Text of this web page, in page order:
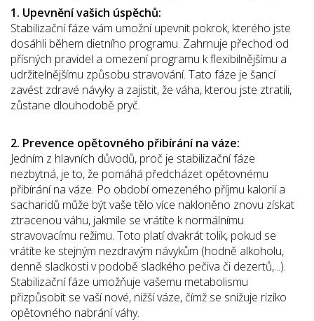
1. Upevnění vašich úspěchů:
Stabilizační fáze vám umožní upevnit pokrok, kterého jste
dosáhli během dietního programu. Zahrnuje přechod od
přísných pravidel a omezení programu k flexibilnějšímu a
udržitelnějšímu způsobu stravování. Tato fáze je šancí
zavést zdravé návyky a zajistit, že váha, kterou jste ztratili,
zůstane dlouhodobě pryč.
2. Prevence opětovného přibírání na váze:
Jedním z hlavních důvodů, proč je stabilizační fáze
nezbytná, je to, že pomáhá předcházet opětovnému
přibírání na váze. Po období omezeného příjmu kalorií a
sacharidů může být vaše tělo více nakloněno znovu získat
ztracenou váhu, jakmile se vrátíte k normálnímu
stravovacímu režimu. Toto platí dvakrát tolik, pokud se
vrátíte ke stejným nezdravým návykům (hodně alkoholu,
denně sladkosti v podobě sladkého pečiva či dezertů,...).
Stabilizační fáze umožňuje vašemu metabolismu
přizpůsobit se vaší nové, nižší váze, čímž se snižuje riziko
opětovného nabrání váhy.